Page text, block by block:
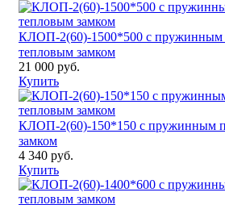
КЛОП-2(60)-1500*500 с пружинным
тепловым замком
21 000 руб.
Купить
КЛОП-2(60)-150*150 с пружинным
замком
4 340 руб.
Купить